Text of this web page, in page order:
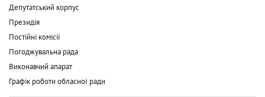
Депутатський корпус
Президія
Постійні комісії
Погоджувальна рада
Виконавчий апарат
Графік роботи обласної ради